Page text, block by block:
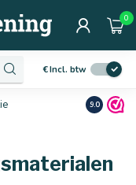
0
€Incl. btw
Ruim10
9.0
mm